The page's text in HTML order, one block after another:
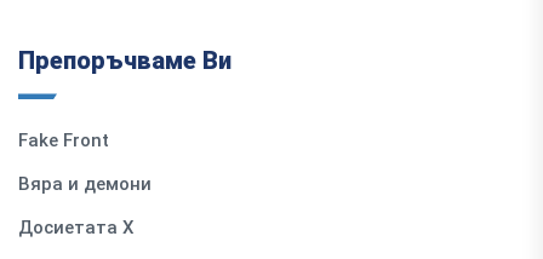
Препоръчваме Ви
Fake Front
Вяра и демони
Досиетата Х